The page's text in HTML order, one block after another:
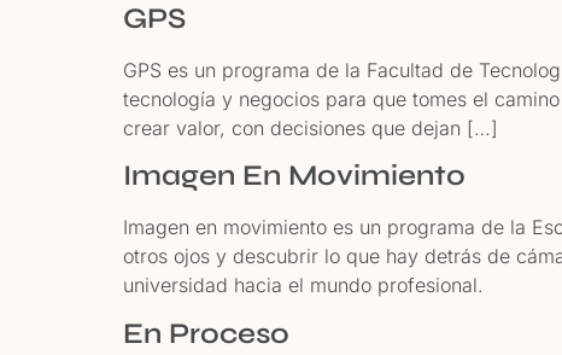
GPS
GPS es un programa de la Facultad de
tecnología y negocios para que tomes el
crear valor, con decisiones que dejan […]
Imagen En Movimiento
Imagen en movimiento es un programa de la
otros ojos y descubrir lo que hay detrás de
universidad hacia el mundo profesional.
En Proceso